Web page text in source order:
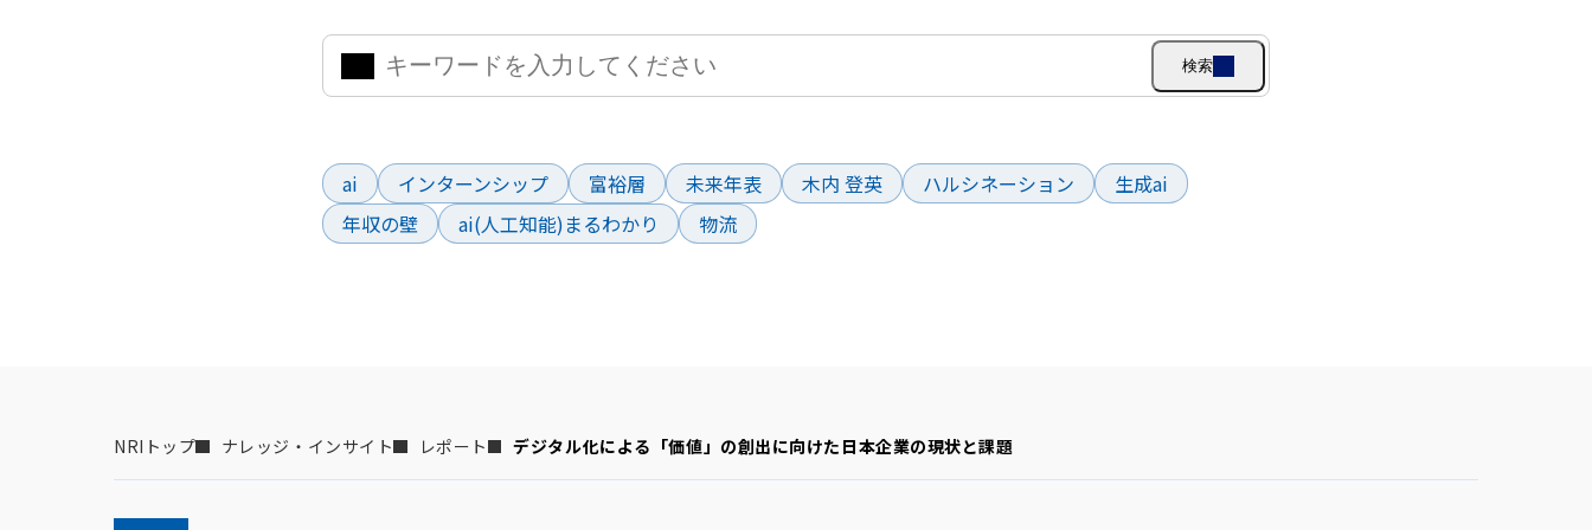
検索
ai
インターンシップ 富裕層 未来年表 木内 登英 ハルシネーション
生成ai
年収の壁
ai(人工知能)まるわかり 物流
NRIトップ ナレッジ・インサイト レポート デジタル化による「価値」の創出に向けた日本企業の現状と課題